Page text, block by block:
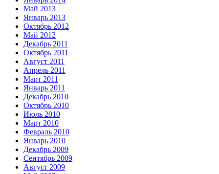
Май 2013
Январь 2013
Октябрь 2012
Май 2012
Декабрь 2011
Октябрь 2011
Август 2011
Апрель 2011
Март 2011
Январь 2011
Декабрь 2010
Октябрь 2010
Июль 2010
Март 2010
Февраль 2010
Январь 2010
Декабрь 2009
Сентябрь 2009
Август 2009